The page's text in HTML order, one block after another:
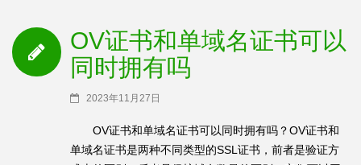
OV证书和单域名证书可以
同时拥有吗
2023年11月27日
OV证书和单域名证书可以同时拥有吗？OV证书和
单域名证书是两种不同类型的SSL证书，前者是验证方